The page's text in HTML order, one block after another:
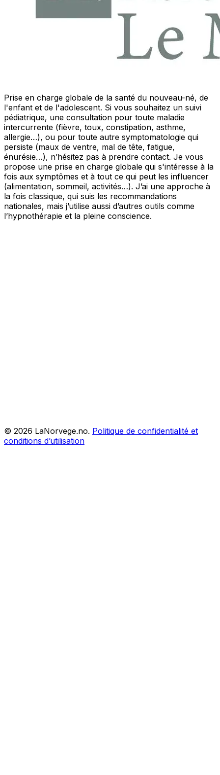
Prise en charge globale de la santé du nouveau-né, de
l'enfant et de l'adolescent. Si vous souhaitez un suivi
pédiatrique, une consultation pour toute maladie
intercurrente (fièvre, toux, constipation, asthme,
allergie…), ou pour toute autre symptomatologie qui
persiste (maux de ventre, mal de tête, fatigue,
énurésie…), n’hésitez pas à prendre contact. Je vous
propose une prise en charge globale qui s'intéresse à la
fois aux symptômes et à tout ce qui peut les influencer
(alimentation, sommeil, activités…). J’ai une approche à
la fois classique, qui suis les recommandations
nationales, mais j’utilise aussi d’autres outils comme
l’hypnothérapie et la pleine conscience.
© 2026 LaNorvege.no. Politique de confidentialité et
conditions d’utilisation